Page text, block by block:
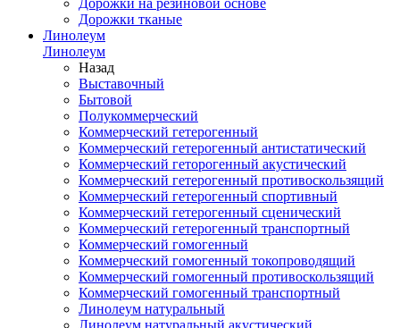
Дорожки на резиновой основе
Дорожки тканые
Линолеум
Линолеум
Назад
Выставочный
Бытовой
Полукоммерческий
Коммерческий гетерогенный
Коммерческий гетерогенный антистатический
Коммерческий геторогенный акустический
Коммерческий гетерогенный противоскользящий
Коммерческий гетерогенный спортивный
Коммерческий гетерогенный сценический
Коммерческий гетерогенный транспортный
Коммерческий гомогенный
Коммерческий гомогенный токопроводящий
Коммерческий гомогенный противоскользящий
Коммерческий гомогенный транспортный
Линолеум натуральный
Линолеум натуральный акустический